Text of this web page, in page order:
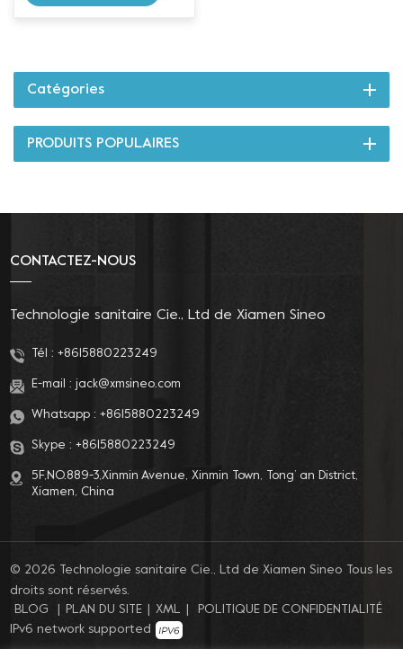
Catégories
PRODUITS POPULAIRES
CONTACTEZ-NOUS
Technologie sanitaire Cie., Ltd de Xiamen Sineo
Tél : +8615880223249
E-mail : jack@xmsineo.com
Whatsapp : +8615880223249
Skype : +8615880223249
5F,NO.889-3,Xinmin Avenue, Xinmin Town, Tong’ an District,
Xiamen, China
© 2026 Technologie sanitaire Cie., Ltd de Xiamen Sineo Tous les
droits sont réservés.
BLOG
PLAN DU SITE XML
POLITIQUE DE CONFIDENTIALITÉ
IPv6 network supported